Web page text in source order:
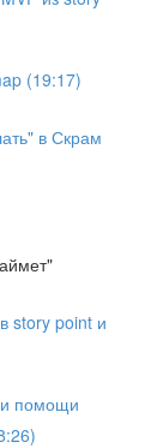
(19:17)
в Скрам
story point и
помощи